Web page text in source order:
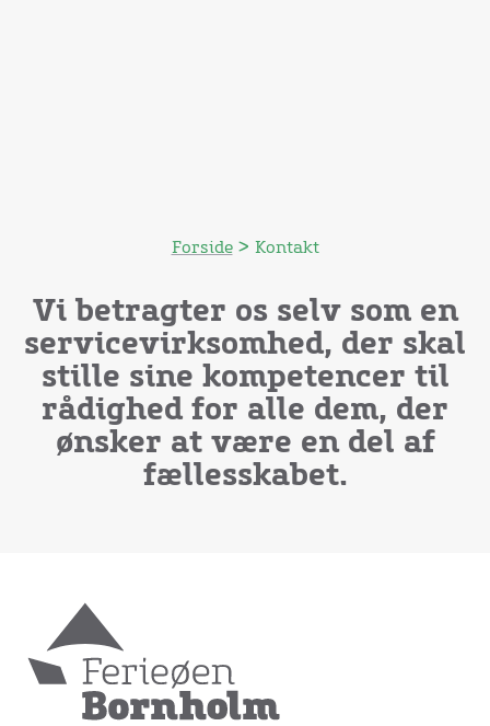
Forside > Kontakt
Vi betragter os selv som en
servicevirksomhed, der skal
stille sine kompetencer til
rådighed for alle dem, der
ønsker at være en del af
fællesskabet.